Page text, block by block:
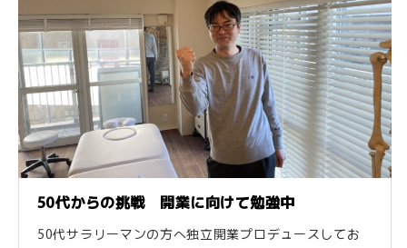
50代からの挑戦 開業に向けて勉強中
50代サラリーマンの方へ独立開業プロデュースしてお